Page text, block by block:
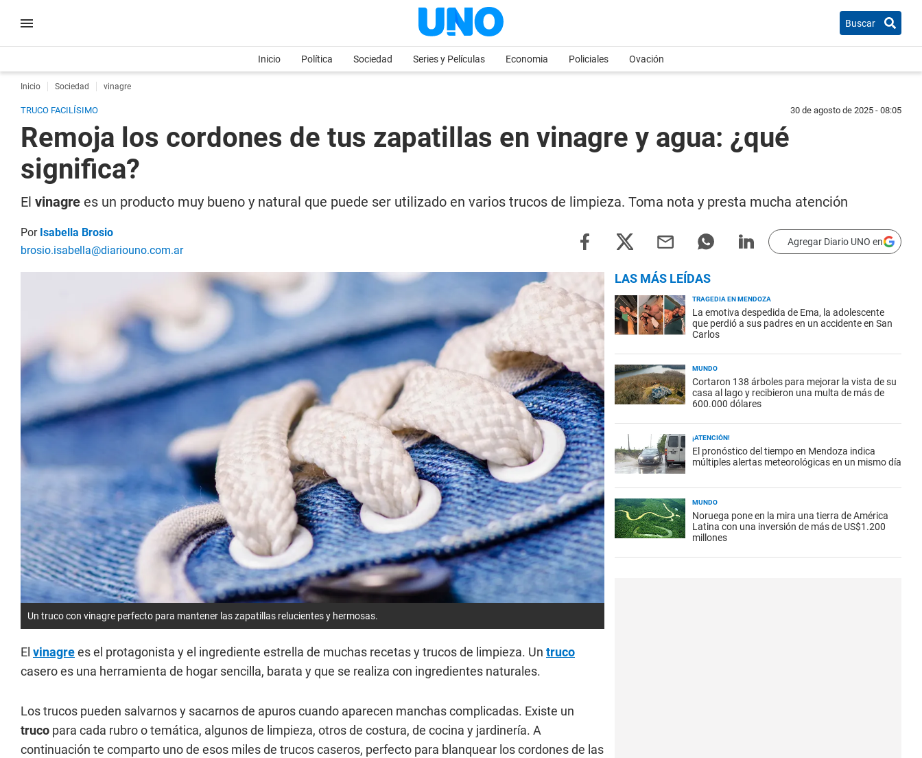
Buscar
Inicio Política Sociedad Series y Películas Economia Policiales Ovación
Inicio Sociedad vinagre
TRUCO FACILÍSIMO 30 de agosto de 2025 - 08:05
Remoja los cordones de tus zapatillas en vinagre y agua: ¿qué
significa?
El vinagre es un producto muy bueno y natural que puede ser utilizado en varios trucos de limpieza. Toma nota y presta mucha atención
Por Isabella Brosio
brosio.isabella@diariouno.com.ar
Agregar Diario UNO en
Un truco con vinagre perfecto para mantener las zapatillas relucientes y hermosas.
El vinagrees el protagonista y el ingrediente estrella de muchas recetas y trucos de limpieza. Un truco
casero es una herramienta de hogar sencilla, barata y que se realiza con ingredientes naturales.
Los trucos pueden salvarnos y sacarnos de apuros cuando aparecen manchas complicadas. Existe un
truco para cada rubro o temática, algunos de limpieza, otros de costura, de cocina y jardinería. A
continuación te comparto uno de esos miles de trucos caseros, perfecto para blanquear los cordones de las
LAS MÁS LEÍDAS
TRAGEDIA EN MENDOZA
La emotiva despedida de Ema, la adolescente
que perdió a sus padres en un accidente en San
Carlos
MUNDO
Cortaron 138 árboles para mejorar la vista de su
casa al lago y recibieron una multa de más de
600.000 dólares
¡ATENCIÓN!
El pronóstico del tiempo en Mendoza indica
múltiples alertas meteorológicas en un mismo día
MUNDO
Noruega pone en la mira una tierra de América
Latina con una inversión de más de US$1.200
millones